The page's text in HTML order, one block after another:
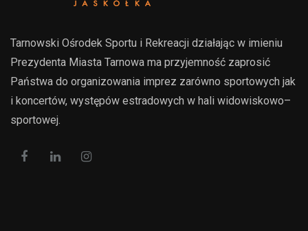
Tarnowski Ośrodek Sportu i Rekreacji działając w imieniu
Prezydenta Miasta Tarnowa ma przyjemność zaprosić
Państwa do organizowania imprez zarówno sportowych jak
i koncertów, występów estradowych w hali widowiskowo–
sportowej.